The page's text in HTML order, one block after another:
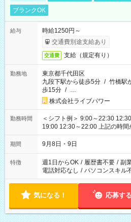
ブランクOK
給与
時給1250円～
交通費別途支給あり
交通費 支給（規定有り）
勤務地
東京都千代田区
九段下駅から徒歩5分 / 竹橋駅
歩15分 / …
株式会社ライブパワー
勤務時間
＜シフト例＞ 9:00～22:30
19:00 12:30～22:00 上記の時間から好きな時間を選べます！ ※
時間は変更となる可能性があり
期間 9月8日・9日
特徴 週1日からOK / 履歴書不要 / 副
電話対応なし / パソコンスキル
気になる！ 応募する